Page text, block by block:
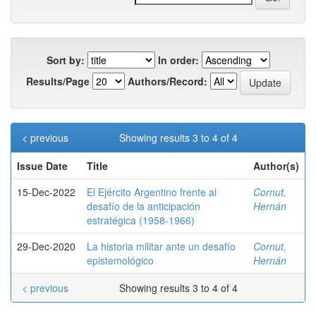
Sort by:
In order:
Results/Page
Authors/Record:
Showing results 3 to 4 of 4
< previous
Issue Date
Title
Author(s)
15-Dec-2022
El Ejército Argentino frente al
desafío de la anticipación
estratégica (1958-1966)
Cornut,
Hernán
29-Dec-2020
La historia militar ante un desafío
epistemológico
Cornut,
Hernán
Showing results 3 to 4 of 4
< previous